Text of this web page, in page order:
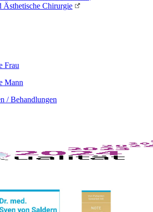
Ästhetische Chirurgie
Frau
Mann
/ Behandlungen